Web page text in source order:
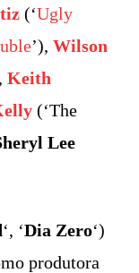
(‘Ugly
’), Wilson
Keith
(‘The
Lee
‘, ‘Dia Zero‘)
produtora